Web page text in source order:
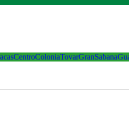
CentroColoniaTovarGranSabana